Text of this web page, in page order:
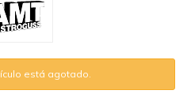
está agotado.